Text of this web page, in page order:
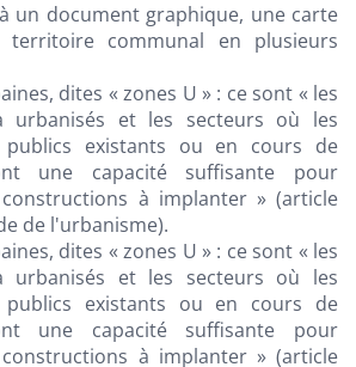
un document graphique, une carte
communal en plusieurs
dites « zones U » : ce sont « les
urbanisés et les secteurs où les
publics existants ou en cours de
une capacité suffisante pour
à implanter » (article
de l'urbanisme).
dites « zones U » : ce sont « les
urbanisés et les secteurs où les
publics existants ou en cours de
une capacité suffisante pour
à implanter » (article